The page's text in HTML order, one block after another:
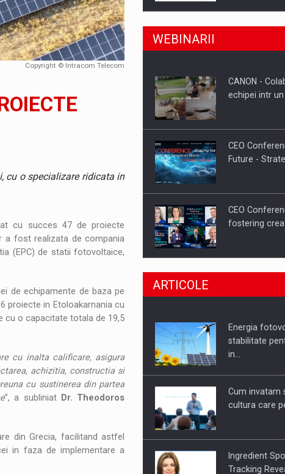
peste 500 de participanti
transport paletizat din Romania, preiau compania intr-o tranzactie
GT Copyright © Intracom Telecom
cu o specializare ridicata in
cu succes 47 de proiecte
a fost realizata de compania
(EPC) de statii fotovoltaice,
de echipamente de baza pe
proiecte in Etoloakarnania cu
cu o capacitate totala de 19,5
cu inalta calificare, asigura
achizitia, constructia si
cu sustinerea din partea
”, a subliniat Dr. Theodoros
din Grecia, facilitand astfel
in faza de implementare a
SAPTE
Hard Enduro
WEBINARII
CANON -
echipei intr un
CEO
Future -
CEO
fostering
CEO
Webinar -
RETHINK
ARTICOLE
Energia
stabilitate
in…
Cum invatam
cultura care
Ingredient
Tracking